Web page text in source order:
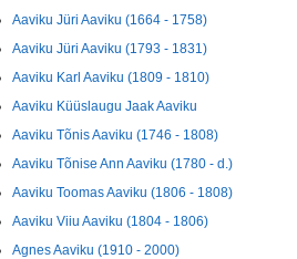
Aaviku Jüri Aaviku (1664 - 1758)
Aaviku Jüri Aaviku (1793 - 1831)
Aaviku Karl Aaviku (1809 - 1810)
Aaviku Küüslaugu Jaak Aaviku
Aaviku Tõnis Aaviku (1746 - 1808)
Aaviku Tõnise Ann Aaviku (1780 - d.)
Aaviku Toomas Aaviku (1806 - 1808)
Aaviku Viiu Aaviku (1804 - 1806)
Agnes Aaviku (1910 - 2000)